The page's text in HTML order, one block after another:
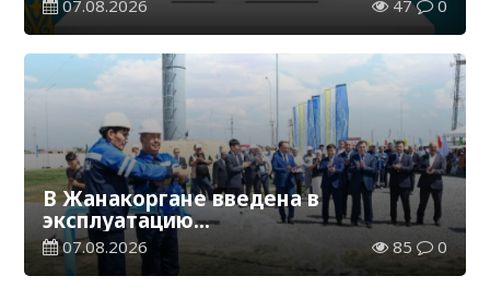
07.08.2026 47 0
В Жанакоргане введена в
эксплуатацию
водораспределительная станция
07.08.2026 85 0